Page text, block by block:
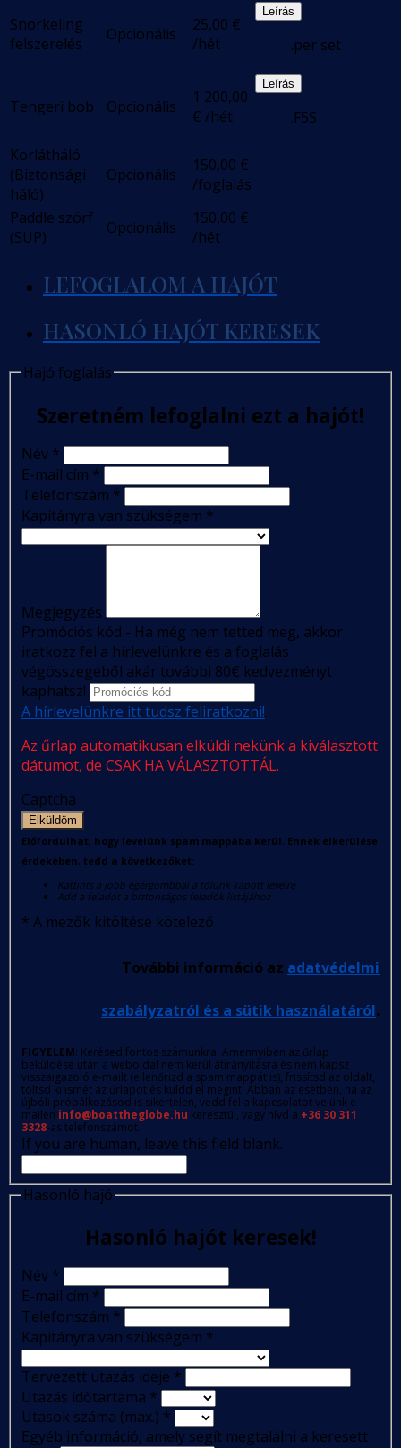
Snorkeling
felszerelés
Opcionális 25,00 €
/hét
Leírás
.per set
Tengeri bob Opcionális
1 200,00
€ /hét
Leírás
.F5S
Korlátháló
(Biztonsági
háló)
Opcionális 150,00 €
/foglalás
Paddle szörf
(SUP)
Opcionális 150,00 €
/hét
LEFOGLALOM A HAJÓT
HASONLÓ HAJÓT KERESEK
Hajó foglalás
Szeretném lefoglalni ezt a hajót!
Név *
E-mail cím *
Telefonszám *
Kapitányra van szükségem *
Megjegyzés
Promóciós kód - Ha még nem tetted meg, akkor
iratkozz fel a hírlevelünkre és a foglalás
végösszegéből akár további 80€ kedvezményt
kaphatsz!
A hírlevelünkre itt tudsz feliratkozni!
Az űrlap automatikusan elküldi nekünk a kiválasztott
dátumot, de CSAK HA VÁLASZTOTTÁL.
Captcha
Elküldöm
Előfordulhat, hogy levelünk spam mappába kerül. Ennek elkerülése
érdekében, tedd a következőket:
Kattints a jobb egérgombbal a tőlünk kapott levélre
Add a feladót a biztonságos feladók listájához
* A mezők kitöltése kötelező
További információ az adatvédelmi
szabályzatról és a sütik használatáról.
FIGYELEM: Kérésed fontos számunkra. Amennyiben az űrlap
beküldése után a weboldal nem kerül átirányításra és nem kapsz
visszaigazoló e-mailt (ellenőrizd a spam mappát is), frissítsd az oldalt,
töltsd ki ismét az űrlapot és küldd el megint! Abban az esetben, ha az
újbóli próbálkozásod is sikertelen, vedd fel a kapcsolatot velünk e-
mailen info@boattheglobe.hu keresztül, vagy hívd a +36 30 311
3328-as telefonszámot.
If you are human, leave this field blank.
Hasonló hajó
Hasonló hajót keresek!
Név *
E-mail cím *
Telefonszám *
Kapitányra van szükségem *
Tervezett utazás ideje *
Utazás időtartama *
Utasok száma (max.) *
Egyéb információ, amely segít megtalálni a keresett